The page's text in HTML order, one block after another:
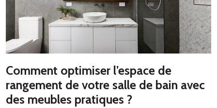
Comment optimiser l’espace de
rangement de votre salle de bain avec
des meubles pratiques ?